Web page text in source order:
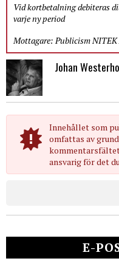
Vid kortbetalning debiteras
varje ny period
Mottagare: Publicism NITEK
Johan
Innehållet som
omfattas av
ansvarig för det
E-